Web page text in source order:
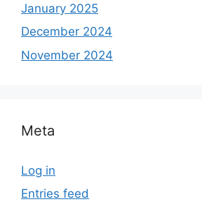
January 2025
December 2024
November 2024
Meta
Log in
Entries feed